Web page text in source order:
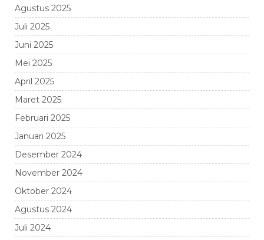
Agustus 2025
Juli 2025
Juni 2025
Mei 2025
April 2025
Maret 2025
Februari 2025
Januari 2025
Desember 2024
November 2024
Oktober 2024
Agustus 2024
Juli 2024